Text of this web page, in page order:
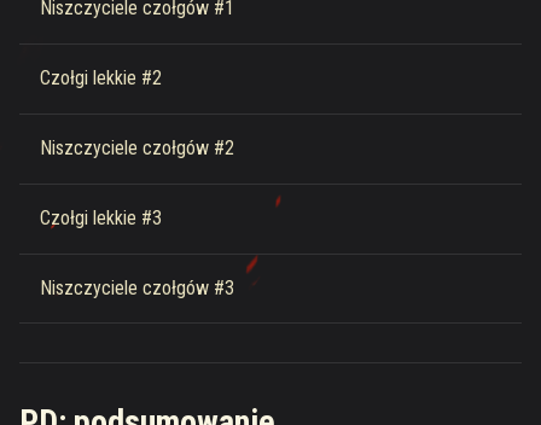
Niszczyciele czołgów #1
Czołgi lekkie #2
Niszczyciele czołgów #2
Czołgi lekkie #3
Niszczyciele czołgów #3